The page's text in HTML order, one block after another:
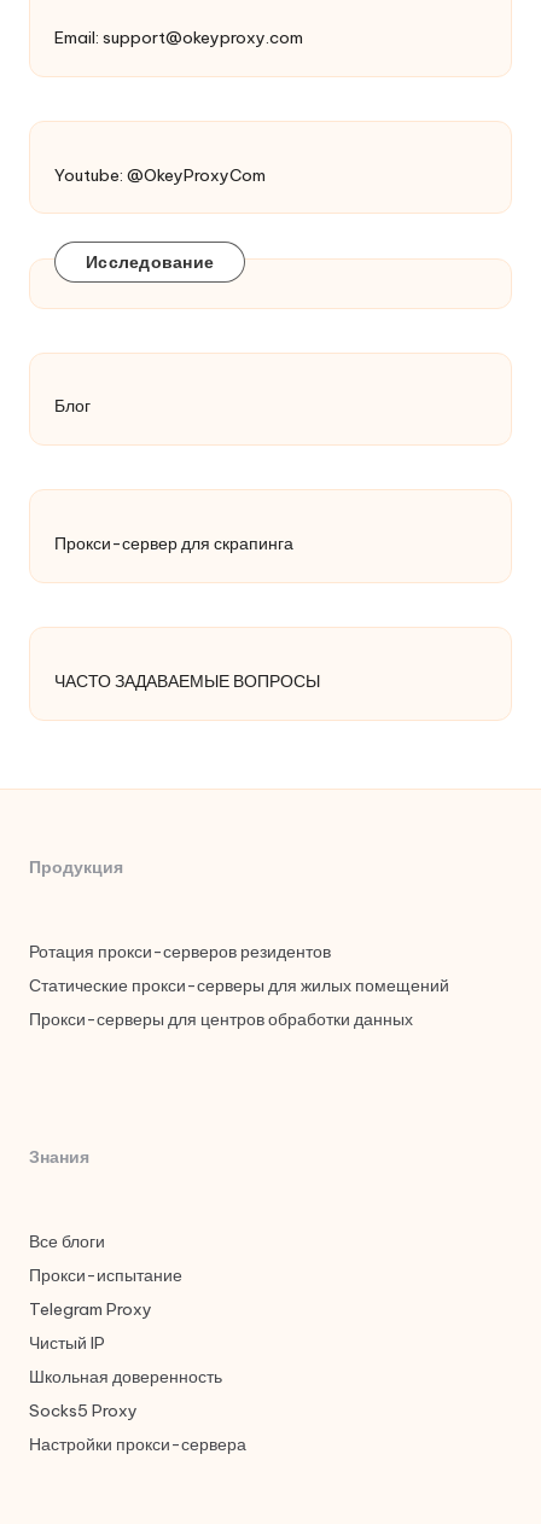
Email: support@okeyproxy.com
Youtube: @OkeyProxyCom
Исследование
Блог
Прокси-сервер для скрапинга
ЧАСТО ЗАДАВАЕМЫЕ ВОПРОСЫ
Продукция
Ротация прокси-серверов резидентов
Статические прокси-серверы для жилых помещений
Прокси-серверы для центров обработки данных
Знания
Все блоги
Прокси-испытание
Telegram Proxy
Чистый IP
Школьная доверенность
Socks5 Proxy
Настройки прокси-сервера